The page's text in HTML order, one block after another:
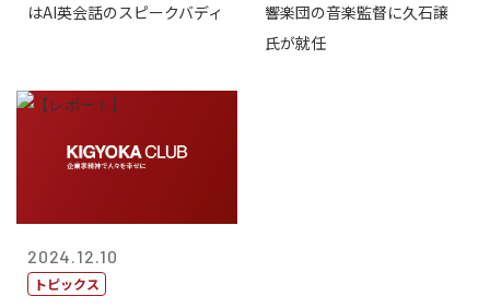
はAI英会話のスピークバディ
響楽団の音楽監督に久石譲
氏が就任
2024.12.10
トピックス